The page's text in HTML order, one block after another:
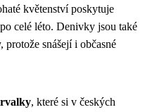
květenství poskytuje
celé léto. Denivky jsou také
snášejí i občasné
, které si v českých